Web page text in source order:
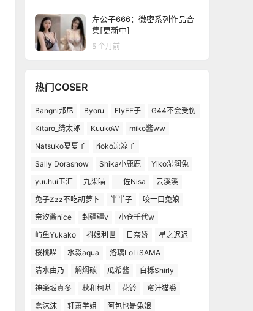
左公子666：微密系列作品合
集[更新中]
5 个月前
热门COSER
Bangni邦尼 Byoru ElyEE子
G44不会受伤
Kitaro_绮太郎
KuukoW
miko酱ww
Natsuko夏夏子
rioko凉凉子
Sally Dorasnow
Shika小鹿鹿
Yiko湿润兔
yuuhui玉汇
九柒喵 二佐Nisa
云溪溪
兔子Zzz不吃胡萝卜
半半子
咬一口兔娘
奈汐酱nice
封疆疆v
小仓千代w
屿鱼Yukako
抖娘利世 日奈娇
星之迟迟
桜桃喵
水淼aqua
洛璃LoLiSAMA
清水由乃
焖焖碳 瓜希酱
白栎Shirly
神楽坂真冬
秋和柯基 花铃
蜜汁猫裘
蠢沫沫
轩萧学姐
阿包也是兔娘